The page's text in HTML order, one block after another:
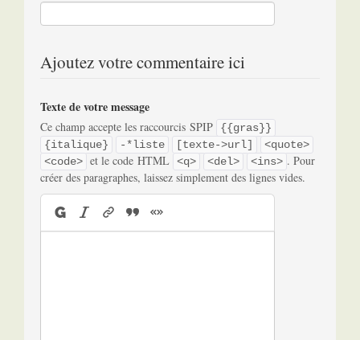
Ajoutez votre commentaire ici
Texte de votre message
Ce champ accepte les raccourcis SPIP
{{gras}}
{italique}
-*liste [texte->url]
<quote>
<code> et le code HTML <q> <del> <ins> . Pour
créer des paragraphes, laissez simplement des lignes vides.